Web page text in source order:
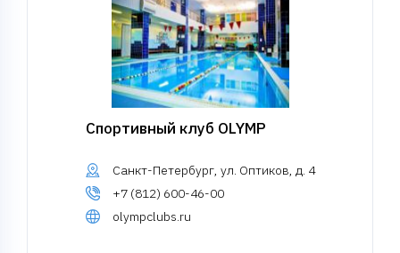
Спортивный клуб OLYMP
Санкт-Петербург, ул. Оптиков, д. 4
+7 (812) 600-46-00
olympclubs.ru